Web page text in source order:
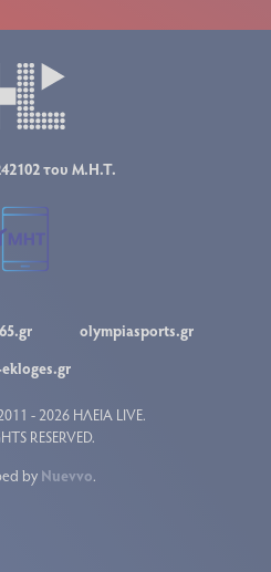
του Μ.Η.Τ.
olympiasports.gr
- 2026 ΗΛΕΙΑ LIVE.
RESERVED.
by Nuevvo.